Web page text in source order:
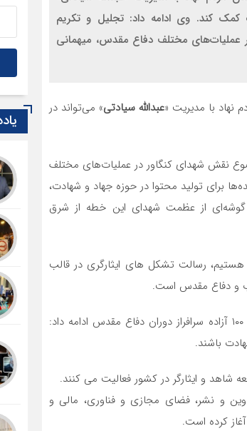
کمک کند. وی ادامه داد: تجلیل و تکریم
عملیات‌های مختلف دفاع مقدس، میهمانی
نهاد با مدیریت «عبدالله سیادتی» می‌تواند در
نقش شهدای کنگاور در عملیات‌های مختلف
برای تولید محتوا در حوزه جهاد و شهادت،
گوشه‌ای از عظمت شهدای این خطه از شرق
رسالت تشکل های ایثارگری در قالب
و دفاع مقدس است.
وی ضمن گرامیداشت یاد و خاطره ۴۴۰ شهید ، بیش از هزار جانباز و حدود ۱۰۰ آزاده سرافراز دوران دفاع مقدس ادامه داد:
باشند.
و نشر، فضای مجازی و فناوری، مالی و
کرده است.
1 سال قبل
1 سال قبل
1 سال قبل
1 سال قبل
1 سال قبل
در